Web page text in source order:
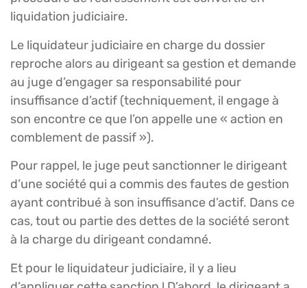
liquidation judiciaire.
Le liquidateur judiciaire en charge du dossier
reproche alors au dirigeant sa gestion et demande
au juge d’engager sa responsabilité pour
insuffisance d’actif (techniquement, il engage à
son encontre ce que l’on appelle une « action en
comblement de passif »).
Pour rappel, le juge peut sanctionner le dirigeant
d’une société qui a commis des fautes de gestion
ayant contribué à son insuffisance d’actif. Dans ce
cas, tout ou partie des dettes de la société seront
à la charge du dirigeant condamné.
Et pour le liquidateur judiciaire, il y a lieu